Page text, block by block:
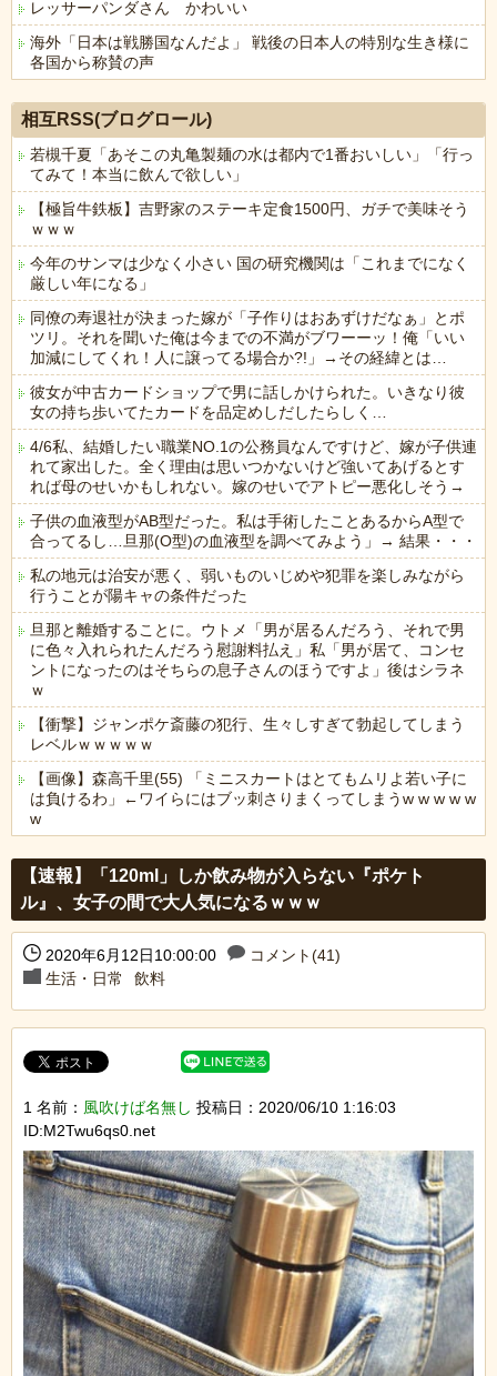
レッサーパンダさん かわいい
海外「日本は戦勝国なんだよ」 戦後の日本人の特別な生き様に
各国から称賛の声
相互RSS(ブログロール)
若槻千夏「あそこの丸亀製麺の水は都内で1番おいしい」「行っ
てみて！本当に飲んで欲しい」
【極旨牛鉄板】吉野家のステーキ定食1500円、ガチで美味そう
ｗｗｗ
今年のサンマは少なく小さい 国の研究機関は「これまでになく
厳しい年になる」
同僚の寿退社が決まった嫁が「子作りはおあずけだなぁ」とポ
ツリ。それを聞いた俺は今までの不満がブワーーッ！俺「いい
加減にしてくれ！人に譲ってる場合か?!」→その経緯とは…
彼女が中古カードショップで男に話しかけられた。いきなり彼
女の持ち歩いてたカードを品定めしだしたらしく…
4/6私、結婚したい職業NO.1の公務員なんですけど、嫁が子供連
れて家出した。全く理由は思いつかないけど強いてあげるとす
れば母のせいかもしれない。嫁のせいでアトピー悪化しそう→
子供の血液型がAB型だった。私は手術したことあるからA型で
合ってるし…旦那(O型)の血液型を調べてみよう」→ 結果・・・
私の地元は治安が悪く、弱いものいじめや犯罪を楽しみながら
行うことが陽キャの条件だった
旦那と離婚することに。ウトメ「男が居るんだろう、それで男
に色々入れられたんだろう慰謝料払え」私「男が居て、コンセ
ントになったのはそちらの息子さんのほうですよ」後はシラネ
ｗ
【衝撃】ジャンポケ斎藤の犯行、生々しすぎて勃起してしまう
レベルｗｗｗｗｗ
【画像】森高千里(55) 「ミニスカートはとてもムリよ若い子に
は負けるわ」←ワイらにはブッ刺さりまくってしまうw w w w w
w
【速報】「120ml」しか飲み物が入らない『ポケト
ル』、女子の間で大人気になるｗｗｗ
2020年6月12日10:00:00
コメント(41)
生活・日常
飲料
1 名前： 風吹けば名無し 投稿日：2020/06/10 1:16:03
ID:M2Twu6qs0.net